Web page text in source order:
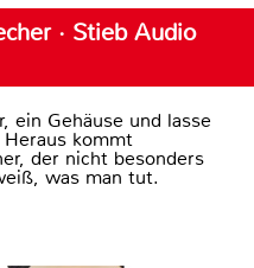
· Stieb Audio
ein Gehäuse und lasse
kommt
der nicht besonders
was man tut.